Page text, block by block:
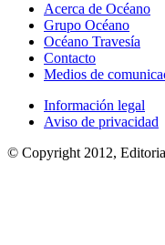
Acerca de Océano
Grupo Océano
Océano Travesía
Contacto
Medios de
Información legal
Aviso de privacidad
© Copyright 2012,